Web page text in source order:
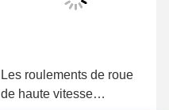
Les roulements de roue
de haute vitesse